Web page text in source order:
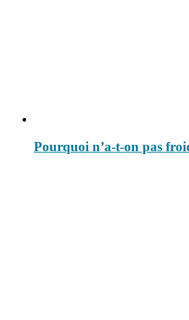
Pourquoi n’a-t-on pas